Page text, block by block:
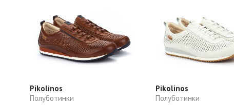
Pikolinos
Полуботинки
Pikolinos
Полуботинки